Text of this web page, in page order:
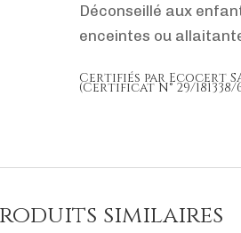
Déconseillé aux
enceintes ou
Certifiés par Ecocert
(Certificat N° 29/181338/
similaires